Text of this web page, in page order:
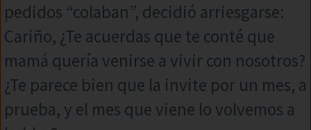
pedidos “colaban”, decidió arriesgarse:
Cariño, ¿Te acuerdas que te conté que
mamá quería venirse a vivir con nosotros?
¿Te parece bien que la invite por un mes, a
prueba, y el mes que viene lo volvemos a